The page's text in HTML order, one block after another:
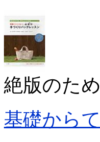
絶版のた
基礎から